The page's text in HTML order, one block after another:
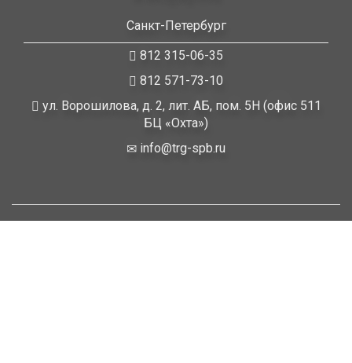
Санкт-Петербург
812 315-06-35
812 571-73-10
ул. Ворошилова, д. 2, лит. АБ, пом. 5Н (офис 511
БЦ «Охта»)
info@trg-spb.ru